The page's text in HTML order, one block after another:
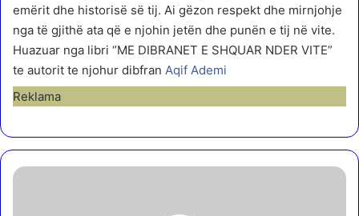
emërit dhe historisë së tij. Ai gëzon respekt dhe mirnjohje
nga të gjithë ata që e njohin jetën dhe punën e tij në vite.
Huazuar nga libri “ME DIBRANET E SHQUAR NDER VITE”
te autorit te njohur dibfran Aqif Ademi
Reklama
A